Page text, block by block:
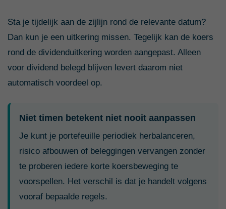
Sta je tijdelijk aan de zijlijn rond de relevante datum?
Dan kun je een uitkering missen. Tegelijk kan de koers
rond de dividenduitkering worden aangepast. Alleen
voor dividend belegd blijven levert daarom niet
automatisch voordeel op.
Niet timen betekent niet nooit aanpassen
Je kunt je portefeuille periodiek herbalanceren,
risico afbouwen of beleggingen vervangen zonder
te proberen iedere korte koersbeweging te
voorspellen. Het verschil is dat je handelt volgens
vooraf bepaalde regels.